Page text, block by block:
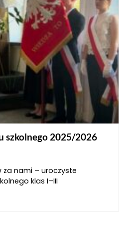
szkolnego 2025/2026
za nami – uroczyste
klas I–III